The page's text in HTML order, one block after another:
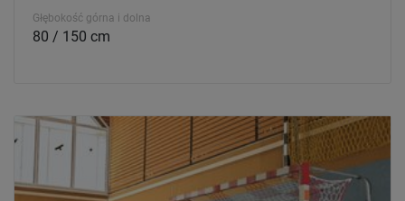
Głębokość górna i dolna
80 / 150 cm